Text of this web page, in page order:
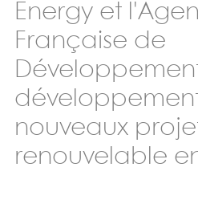
Energy et
Française de
nouveaux
renouvelable